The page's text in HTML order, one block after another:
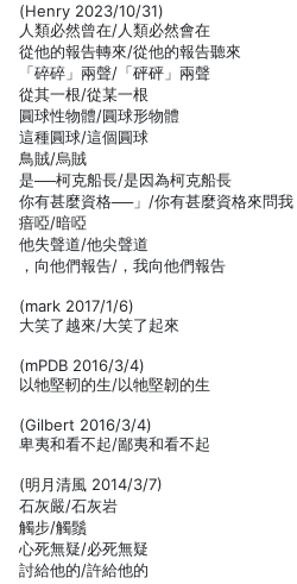
(Henry 2023/10/31)
人類必然曾在/人類必然會在
從他的報告轉來/從他的報告聽來
「碎碎」兩聲/「砰砰」兩聲
從其一根/從某一根
圓球性物體/圓球形物體
這種圓球/這個圓球
鳥賊/烏賊
是──柯克船長/是因為柯克船長
你有甚麼資格──」/你有甚麼資格來問我
瘖啞/暗啞
他失聲道/他尖聲道
，向他們報告/，我向他們報告
(mark 2017/1/6)
大笑了越來/大笑了起來
(mPDB 2016/3/4)
以牠堅軔的生/以牠堅韌的生
(Gilbert 2016/3/4)
卑夷和看不起/鄙夷和看不起
(明月清風 2014/3/7)
石灰嚴/石灰岩
觸步/觸鬚
心死無疑/必死無疑
討給他的/許給他的